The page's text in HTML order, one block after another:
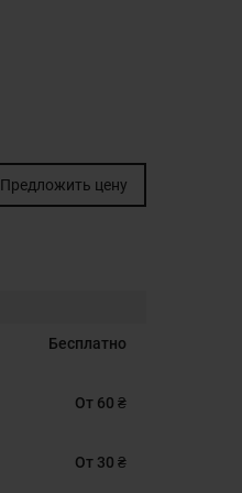
Предложить цену
Бесплатно
От 60 ₴
От 30 ₴